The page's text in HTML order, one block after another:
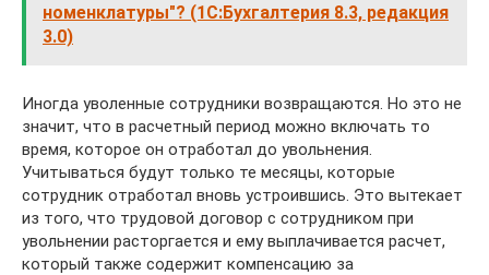
номенклатуры"? (1С:Бухгалтерия 8.3, редакция
3.0)
Иногда уволенные сотрудники возвращаются. Но это не
значит, что в расчетный период можно включать то
время, которое он отработал до увольнения.
Учитываться будут только те месяцы, которые
сотрудник отработал вновь устроившись. Это вытекает
из того, что трудовой договор с сотрудником при
увольнении расторгается и ему выплачивается расчет,
который также содержит компенсацию за